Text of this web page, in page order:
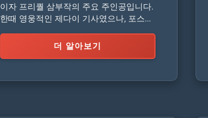
이자 프리퀄 삼부작의 주요 주인공입니다.
한때 영웅적인 제다이 기사였으나, 포스의
더 알아보기